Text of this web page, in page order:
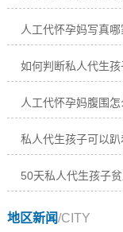
人工代怀孕妈写真
如何判断私人代生
人工代怀孕妈腹围
私人代生孩子可以趴
50天私人代生孩子
地区新闻/CITY